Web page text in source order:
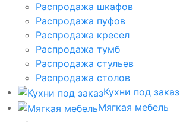
Распродажа шкафов
Распродажа пуфов
Распродажа кресел
Распродажа тумб
Распродажа стульев
Распродажа столов
Кухни под заказ
Мягкая мебель